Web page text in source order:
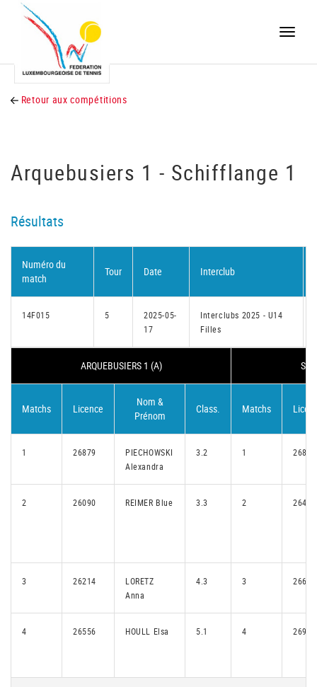
Toggle
Retour aux compétitions
Arquebusiers 1 - Schifflange 1
Résultats
Numéro du
match
Tour Date Interclub
14F015 5
2025-05-
17
Interclubs 2025 - U14
Filles
ARQUEBUSIERS 1 (A)
Matchs Licence
Nom &
Prénom
Class. Matchs
1 26879
PIECHOWSKI
Alexandra
3.2 1 26858
2 26090 REIMER Blue 3.3 2 26442
3 26214
LORETZ
Anna
4.3 3 26652
4 26556 HOULL Elsa 5.1 4 26918